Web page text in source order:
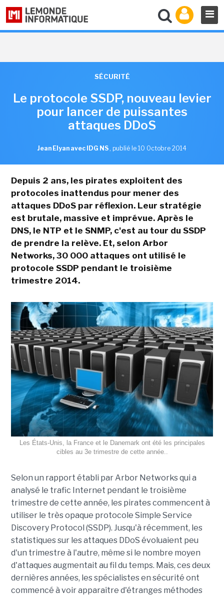
SÉCURITÉ
Le protocole SSDP, nouveau levier
pour lancer de puissantes
attaques DDoS
Jean Elyan avec IDG NS , publié le 10 Octobre 2014
Depuis 2 ans, les pirates exploitent des
protocoles inattendus pour mener des
attaques DDoS par réflexion. Leur stratégie
est brutale, massive et imprévue. Après le
DNS, le NTP et le SNMP, c'est au tour du SSDP
de prendre la relève. Et, selon Arbor
Networks, 30 000 attaques ont utilisé le
protocole SSDP pendant le troisième
trimestre 2014.
Les États-Unis, la France et le Danemark ont été les principales
cibles au 3e trimestre de cette année..
Selon un rapport établi par Arbor Networks qui a
analysé le trafic Internet pendant le troisième
trimestre de cette année, les pirates commencent à
utiliser le très opaque protocole Simple Service
Discovery Protocol (SSDP). Jusqu'à récemment, les
statistiques sur les attaques DDoS évoluaient peu
d'un trimestre à l'autre, même si le nombre moyen
d'attaques augmentait au fil du temps. Mais, ces deux
dernières années, les spécialistes en sécurité ont
commencé à voir apparaître d'étranges méthodes